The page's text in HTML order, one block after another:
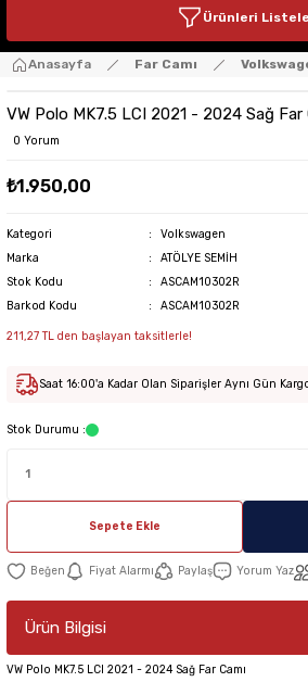
Ürünleri Listele
Anasayfa Far Camı
VW Polo MK7.5 LCI 2021 - 2024 Sağ Far
0 Yorum
₺1.950,00
Kategori
Volkswagen
Marka
ATÖLYE SEMİH
Stok Kodu
ASCAM10302R
Barkod Kodu
ASCAM10302R
211,27 TL den başlayan taksitlerle!
Saat 16:00'a Kadar Olan Siparişler Aynı Gün
Stok Durumu :
Sepete Ekle
Fiyat Alarmı Paylaş Yorum Yaz
Ürün Bilgisi
VW Polo MK7.5 LCI 2021 - 2024 Sağ Far Camı